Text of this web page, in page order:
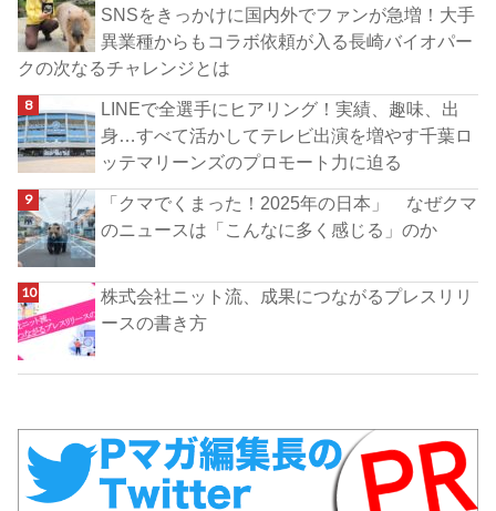
SNSをきっかけに国内外でファンが急増！大手
異業種からもコラボ依頼が入る長崎バイオパー
クの次なるチャレンジとは
LINEで全選手にヒアリング！実績、趣味、出
身…すべて活かしてテレビ出演を増やす千葉ロ
ッテマリーンズのプロモート力に迫る
「クマでくまった！2025年の日本」 なぜクマ
のニュースは「こんなに多く感じる」のか
株式会社ニット流、成果につながるプレスリリ
ースの書き方